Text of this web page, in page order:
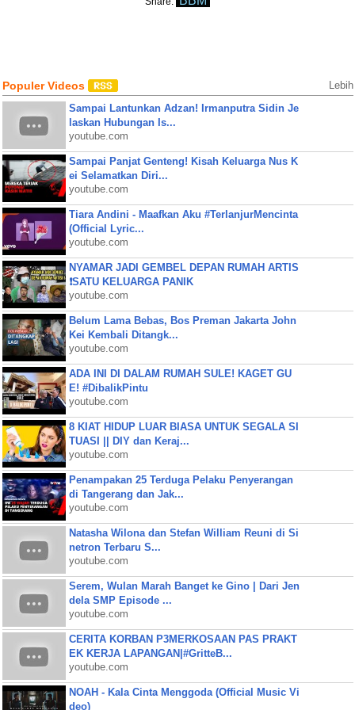
Populer Videos Lebih
Sampai Lantunkan Adzan! Irmanputra Sidin Je
laskan Hubungan Is...
youtube.com
Sampai Panjat Genteng! Kisah Keluarga Nus K
ei Selamatkan Diri...
youtube.com
Tiara Andini - Maafkan Aku #TerlanjurMencinta
(Official Lyric...
youtube.com
NYAMAR JADI GEMBEL DEPAN RUMAH ARTIS
❗SATU KELUARGA PANIK
youtube.com
Belum Lama Bebas, Bos Preman Jakarta John
Kei Kembali Ditangk...
youtube.com
ADA INI DI DALAM RUMAH SULE! KAGET GU
E! #DibalikPintu
youtube.com
8 KIAT HIDUP LUAR BIASA UNTUK SEGALA SI
TUASI || DIY dan Keraj...
youtube.com
Penampakan 25 Terduga Pelaku Penyerangan
di Tangerang dan Jak...
youtube.com
Natasha Wilona dan Stefan William Reuni di Si
netron Terbaru S...
youtube.com
Serem, Wulan Marah Banget ke Gino | Dari Jen
dela SMP Episode ...
youtube.com
CERITA KORBAN P3MERKOSAAN PAS PRAKT
EK KERJA LAPANGAN|#GritteB...
youtube.com
NOAH - Kala Cinta Menggoda (Official Music Vi
deo)